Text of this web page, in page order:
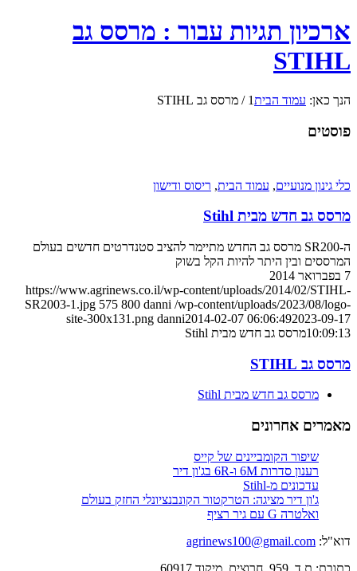
ארכיון תגיות עבור : מרסס גב
STIHL
הנך כאן: עמוד הבית1
/ מרסס גב STIHL
פוסטים
כלי גינון מנועיים, עמוד הבית, ריסוס ודישון
מרסס גב חדש מבית Stihl
ה-SR200 מרסס גב החדש מתיימר להציב סטנדרטים חדשים בעולם
המרססים ובין היתר להיות הקל בשוק
7 בפברואר 2014
https://www.agrinews.co.il/wp-content/uploads/2014/02/STIHL-
SR2003-1.jpg 575 800 danni /wp-content/uploads/2023/08/logo-
site-300x131.png danni2014-02-07 06:06:492023-09-17
10:09:13מרסס גב חדש מבית Stihl
מרסס גב STIHL
מרסס גב חדש מבית Stihl
מאמרים אחרונים
שיפור הקומביינים של קייס
רענון סדרות 6M ו-6R בג'ון דיר
עדכונים מ-Stihl
ג'ון דיר מציגה: הטרקטור הקונבנציונלי החזק בעולם
ואלטרה G עם גיר רציף
דוא"ל: agrinews100@gmail.com
כתובת: ת.ד. 959, חרוצים, מיקוד 60917